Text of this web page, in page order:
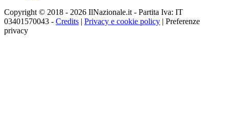
Copyright © 2018 - 2026 IlNazionale.it - Partita Iva: IT
03401570043 - Credits | Privacy e cookie policy | Preferenze
privacy